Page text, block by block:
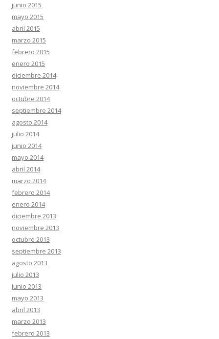
junio 2015
mayo 2015
abril 2015
marzo 2015
febrero 2015
enero 2015
diciembre 2014
noviembre 2014
octubre 2014
septiembre 2014
agosto 2014
julio 2014
junio 2014
mayo 2014
abril 2014
marzo 2014
febrero 2014
enero 2014
diciembre 2013
noviembre 2013
octubre 2013
septiembre 2013
agosto 2013
julio 2013
junio 2013
mayo 2013
abril 2013
marzo 2013
febrero 2013